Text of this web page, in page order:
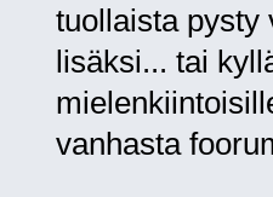
tuollaista pysty
lisäksi... tai
vanhasta